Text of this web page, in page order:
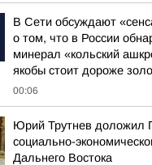
В Сети обсуждают
о том, что в России
минерал «кольский
якобы стоит дороже
00:06
Юрий Трутнев доложил
социально-
Дальнего Востока